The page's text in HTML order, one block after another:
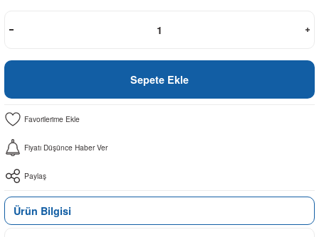
Sepete Ekle
Fiyatı Düşünce Haber Ver
Paylaş
Ürün Bilgisi